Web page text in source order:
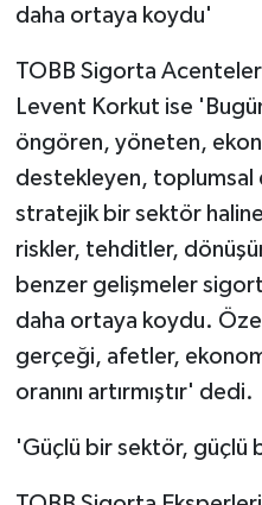
daha ortaya koydu'
TOBB Sigorta
Levent Korkut ise
öngören, yöneten,
destekleyen, toplumsal
stratejik bir sektör
riskler, tehditler,
benzer gelişmeler
daha ortaya koydu.
gerçeği, afetler,
oranını artırmıştır' dedi.
'Güçlü bir sektör, güçlü